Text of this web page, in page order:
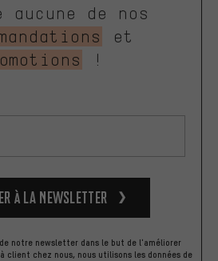
aucune de nos
et
!
à la newsletter
notre newsletter dans le but de l'améliorer
client chez nous, nous utilisons les données de